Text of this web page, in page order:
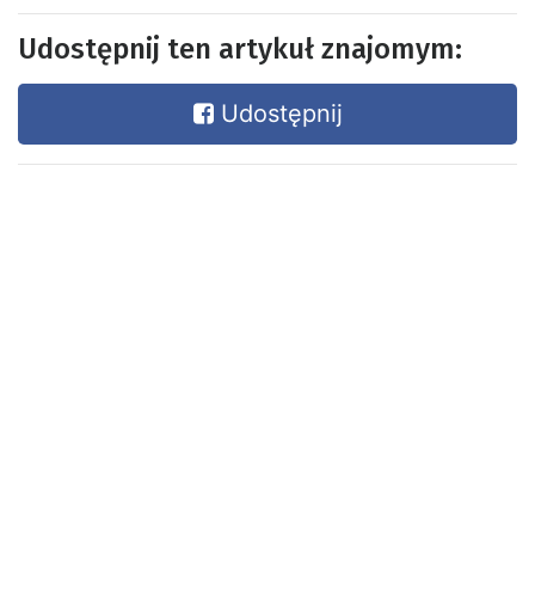
Udostępnij ten artykuł znajomym:
Udostępnij